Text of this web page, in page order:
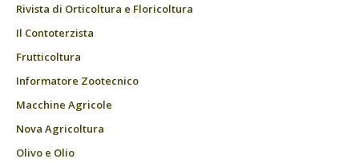
Rivista di Orticoltura e Floricoltura
Il Contoterzista
Frutticoltura
Informatore Zootecnico
Macchine Agricole
Nova Agricoltura
Olivo e Olio